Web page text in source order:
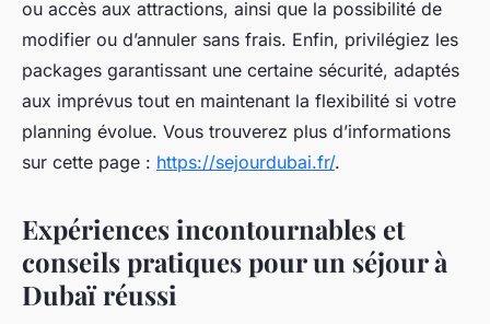
ou accès aux attractions, ainsi que la possibilité de
modifier ou d’annuler sans frais. Enfin, privilégiez les
packages garantissant une certaine sécurité, adaptés
aux imprévus tout en maintenant la flexibilité si votre
planning évolue. Vous trouverez plus d’informations
sur cette page : https://sejourdubai.fr/.
Expériences incontournables et
conseils pratiques pour un séjour à
Dubaï réussi